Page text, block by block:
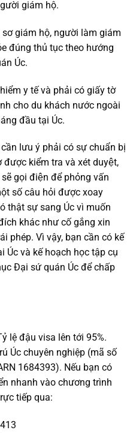
giám hộ.
giám hộ, người làm giám
đúng thủ tục theo hướng
Úc.
y tế và phải có giấy tờ
cho du khách nước ngoài
đầu tại Úc.
lưu ý phải có sự chuẩn bị
được kiểm tra và xét duyệt,
gọi điện để phỏng vấn
số câu hỏi được xoay
thật sự sang Úc vì muốn
khác như cố gắng xin
phép. Vì vậy, bạn cần có kế
Úc và kế hoạch học tập cụ
Đại sứ quán Úc để chấp
lệ đậu visa lên tới 95%.
Úc chuyên nghiệp (mã số
1684393). Nếu bạn có
nhanh vào chương trình
tiếp qua: